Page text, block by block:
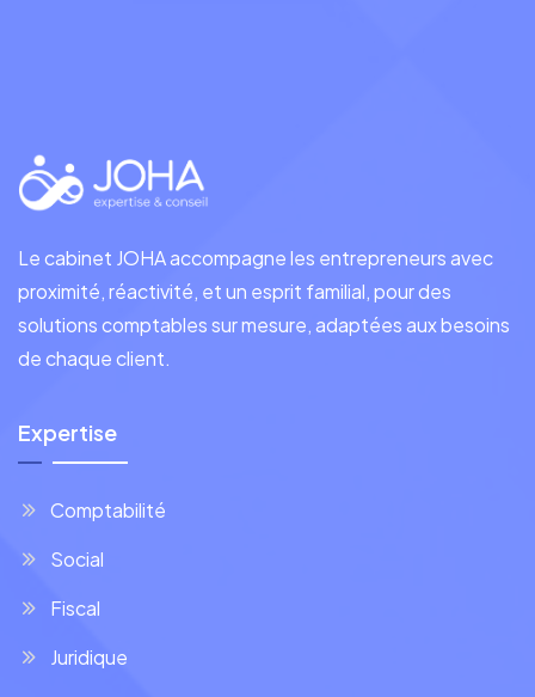
Le cabinet JOHA accompagne les entrepreneurs avec
proximité, réactivité, et un esprit familial, pour des
solutions comptables sur mesure, adaptées aux besoins
de chaque client.
Expertise
Comptabilité
Social
Fiscal
Juridique